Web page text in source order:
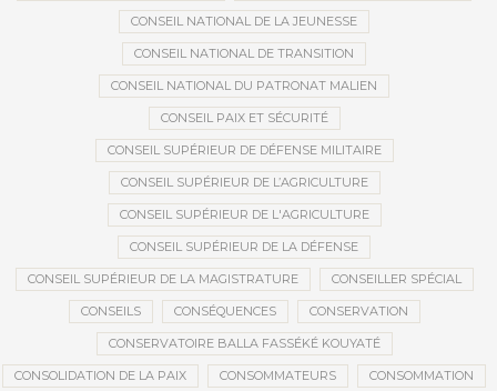
CONSEIL NATIONAL DE LA JEUNESSE
CONSEIL NATIONAL DE TRANSITION
CONSEIL NATIONAL DU PATRONAT MALIEN
CONSEIL PAIX ET SÉCURITÉ
CONSEIL SUPÉRIEUR DE DÉFENSE MILITAIRE
CONSEIL SUPÉRIEUR DE L’AGRICULTURE
CONSEIL SUPÉRIEUR DE L'AGRICULTURE
CONSEIL SUPÉRIEUR DE LA DÉFENSE
CONSEIL SUPÉRIEUR DE LA MAGISTRATURE CONSEILLER SPÉCIAL
CONSEILS CONSÉQUENCES CONSERVATION
CONSERVATOIRE BALLA FASSÉKÉ KOUYATÉ
CONSOLIDATION DE LA PAIX CONSOMMATEURS CONSOMMATION